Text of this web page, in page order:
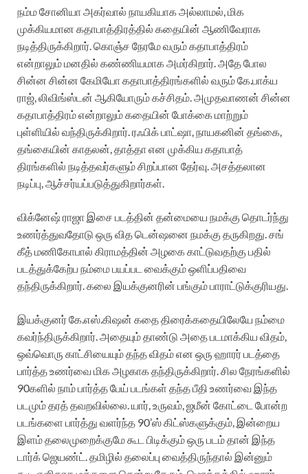
நம்ம சோனியா அகர்​வால் நாயகியாக அல்லாமல், மிக
முக்கியமான கதாபாத்திரத்தில் கதையின் ஆணிவேராக
நடித்திருக்கிறார். கொஞ்ச நேரமே வரும் கதாபாத்திரம்
என்றாலும் மனதில் கண்ணியமாக அமர்கிறார். அதே போல
சின்ன சின்ன கேமியோ கதாபாத்திரங்களில் வரும் கே.பாக்​ய​
ராஜ், லிவிங்​ஸ்​டன் ஆகியோரும் கச்சிதம். அமுத​வாணன் சின்ன
கதாபாத்திரம் என்றாலும் கதையின் போக்கை மாற்றும்
புள்ளியில் வந்திருக்கிறார். ரஃபிக் பாட்ஷா, நாயகனின் தங்கை,
தங்கையின் காதலன், தாத்தா என முக்​கிய கதாபாத்​
திரங்களில் நடித்தவர்களும் சிறப்பான தேர்வு. அசத்தலான
நடிப்பு, ஆச்சர்யப்படுத்துகிறார்கள்.
விக்​னேஷ் ராஜா இசை படத்தின் தன்மையை நமக்கு தொடர்ந்து
உணர்த்துவதோடு ஒரு வித டென்ஷனை நமக்கு தருகிறது. சங்​
கீத் மணி​கோபால் கிராமத்தின் அழகை காட்டுவதற்கு பதில்
படத்துக்கேற்ப நம்மை பயப்பட வைக்கும் ஒளிப்பதிவை
தந்திருக்கிறார். கலை இயக்குனரின் பங்கும் பாராட்டுக்குரியது.
இயக்குனர் கே.எஸ்​.கிஷன் கதை திரைக்கதையிலேயே நம்மை
கவர்ந்திருக்கிறார். அதையும் தாண்டு அதை படமாக்கிய விதம்,
ஒவ்வொரு காட்சியையும் தந்த விதம் என ஒரு ஹாரர் படத்தை
பார்த்த உணர்வை மிக அழகாக தந்திருக்கிறார். சில நேரங்களில்
90களில் நாம் பார்த்த பேய் படங்கள் தந்த பீதி உணர்வை இந்த
படமும் தரத் தவறவில்லை. யார், உருவம், ஜமீன் கோட்டை போன்ற
படங்களை பார்த்து வளர்ந்த 90’ஸ் கிட்ஸ்களுக்கும், இன்றைய
இளம் தலைமுறைக்குமே கூட பிடிக்கும் ஒரு படம் தான் இந்த
டார்க் ஜெயண்ட். தமிழில் தலைப்பு வைத்திருந்தால் இன்னும்